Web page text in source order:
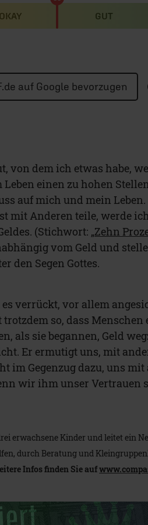
OKAY GUT
auf Google bevorzugen
von dem ich etwas habe,
einen zu hohen
auf mich und mein Leben.
mit Anderen teile, werde
(Stichwort: „Zehn
vom Geld und
den Segen Gottes.
verrückt, vor allem
so, dass Menschen
als sie begannen, Geld
Er ermutigt uns, mit
im Gegenzug dazu, uns
wir ihm unser Vertrauen
erwachsene Kinder und leitet ein
durch Beratung und
Infos finden Sie auf